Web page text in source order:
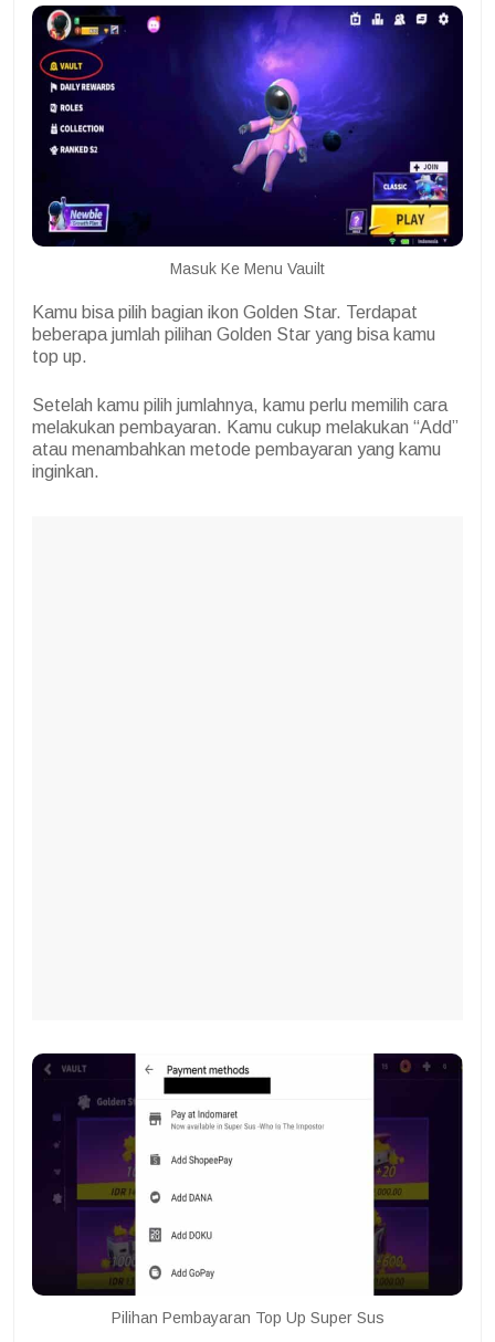
Masuk Ke Menu Vauilt
Kamu bisa pilih bagian ikon Golden Star. Terdapat
beberapa jumlah pilihan Golden Star yang bisa kamu
top up.
Setelah kamu pilih jumlahnya, kamu perlu memilih cara
melakukan pembayaran. Kamu cukup melakukan “Add”
atau menambahkan metode pembayaran yang kamu
inginkan.
Pilihan Pembayaran Top Up Super Sus